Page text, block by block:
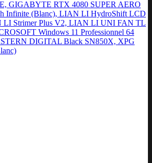
GIGABYTE RTX 4080 SUPER AERO
Infinite (Blanc), LIAN LI HydroShift LCD
LI Strimer Plus V2, LIAN LI UNI FAN TL
Windows 11 Professionnel 64
DIGITAL Black SN850X, XPG